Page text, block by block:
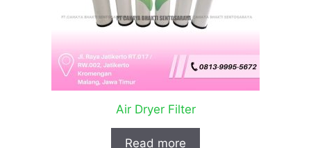
Air Dryer Filter
Read more